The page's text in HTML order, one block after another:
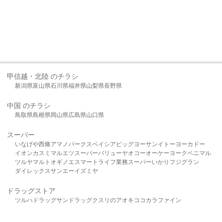
甲信越・北陸 のチラシ
新潟県富山県石川県福井県山梨県長野県
中国 のチラシ
鳥取県島根県岡山県広島県山口県
スーパー
いなげや西條アマノパークスベイシア ビッグヨーサンイトーヨーカドー
イオンカスミ マルエツスーパーバリューヤオコーオーケー ヨークベニマル
ツルヤマルト オギノ エスマート ライフ業務スーパーいかり フジグラン
ダイレックスサンエーイズミヤ
ドラッグストア
ツルハドラッグサンドラッグクスリのアオキ ココカラファイン